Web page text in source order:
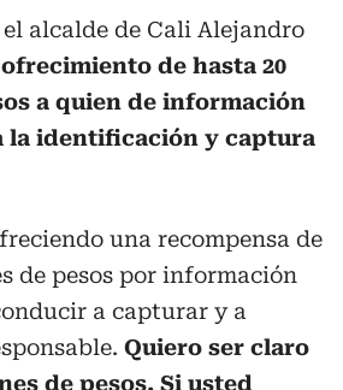
alcalde de Cali Alejandro
de hasta 20
a quien de información
la identificación y captura
una recompensa de
de pesos por información
a capturar y a
Quiero ser claro
de pesos. Si usted